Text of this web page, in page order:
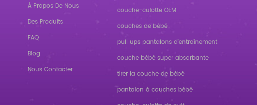
À Propos De Nous
Des Produits
FAQ
Blog
Nous Contacter
couche-culotte OEM
couches de bébé
pull ups pantalons d'entraînement
couche bébé super absorbante
tirer la couche de bébé
pantalon à couches bébé